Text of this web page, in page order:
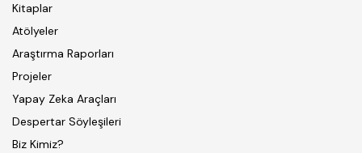
Kitaplar
Atölyeler
Araştırma Raporları
Projeler
Yapay Zeka Araçları
Despertar Söyleşileri
Biz Kimiz?